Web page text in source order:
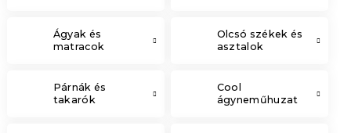
Ágyak és
matracok
Olcsó székek és
asztalok
Párnák és
takarók
Cool
ágyneműhuzat